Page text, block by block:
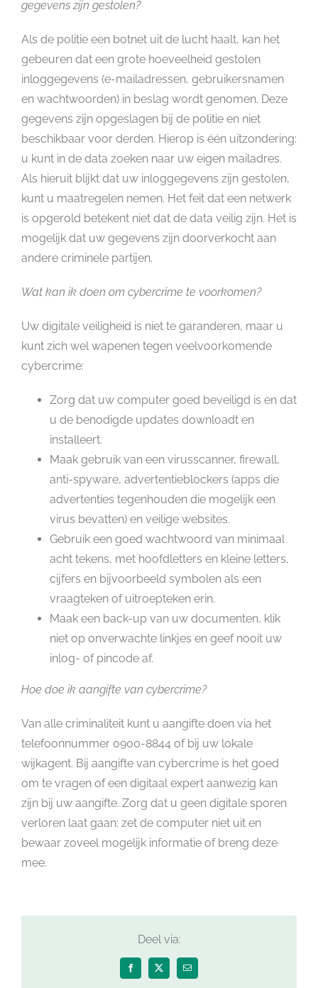
gegevens zijn gestolen?
Als de politie een botnet uit de lucht haalt, kan het
gebeuren dat een grote hoeveelheid gestolen
inloggegevens (e-mailadressen, gebruikersnamen
en wachtwoorden) in beslag wordt genomen. Deze
gegevens zijn opgeslagen bij de politie en niet
beschikbaar voor derden. Hierop is één uitzondering:
u kunt in de data zoeken naar uw eigen mailadres.
Als hieruit blijkt dat uw inloggegevens zijn gestolen,
kunt u maatregelen nemen. Het feit dat een netwerk
is opgerold betekent niet dat de data veilig zijn. Het is
mogelijk dat uw gegevens zijn doorverkocht aan
andere criminele partijen.
Wat kan ik doen om cybercrime te voorkomen?
Uw digitale veiligheid is niet te garanderen, maar u
kunt zich wel wapenen tegen veelvoorkomende
cybercrime:
Zorg dat uw computer goed beveiligd is en dat
u de benodigde updates downloadt en
installeert.
Maak gebruik van een virusscanner, firewall,
anti-spyware, advertentieblockers (apps die
advertenties tegenhouden die mogelijk een
virus bevatten) en veilige websites.
Gebruik een goed wachtwoord van minimaal
acht tekens, met hoofdletters en kleine letters,
cijfers en bijvoorbeeld symbolen als een
vraagteken of uitroepteken erin.
Maak een back-up van uw documenten, klik
niet op onverwachte linkjes en geef nooit uw
inlog- of pincode af.
Hoe doe ik aangifte van cybercrime?
Van alle criminaliteit kunt u aangifte doen via het
telefoonnummer 0900-8844 of bij uw lokale
wijkagent. Bij aangifte van cybercrime is het goed
om te vragen of een digitaal expert aanwezig kan
zijn bij uw aangifte. Zorg dat u geen digitale sporen
verloren laat gaan: zet de computer niet uit en
bewaar zoveel mogelijk informatie of breng deze
mee.
Deel via:
Facebook
X
E-
mail